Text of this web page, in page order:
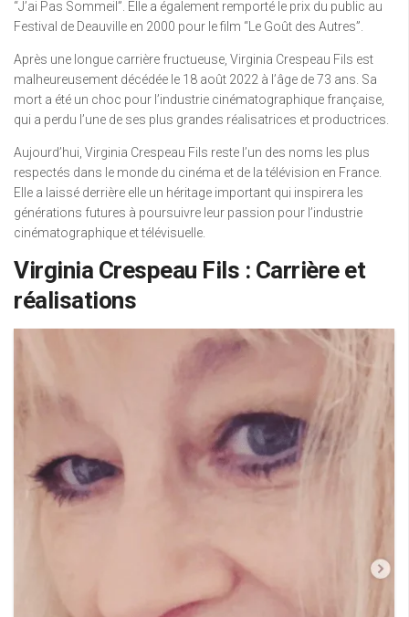
“J’ai Pas Sommeil”. Elle a également remporté le prix du public au
Festival de Deauville en 2000 pour le film “Le Goût des Autres”.
Après une longue carrière fructueuse, Virginia Crespeau Fils est
malheureusement décédée le 18 août 2022 à l’âge de 73 ans. Sa
mort a été un choc pour l’industrie cinématographique française,
qui a perdu l’une de ses plus grandes réalisatrices et productrices.
Aujourd’hui, Virginia Crespeau Fils reste l’un des noms les plus
respectés dans le monde du cinéma et de la télévision en France.
Elle a laissé derrière elle un héritage important qui inspirera les
générations futures à poursuivre leur passion pour l’industrie
cinématographique et télévisuelle.
Virginia Crespeau Fils : Carrière et
réalisations